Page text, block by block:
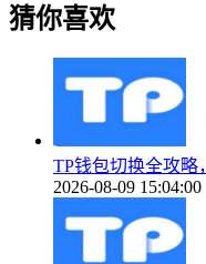
猜你喜欢
TP钱包切换全攻略
2026-08-09 15:04:00